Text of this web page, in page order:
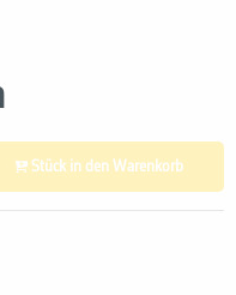
Stück in den Warenkorb